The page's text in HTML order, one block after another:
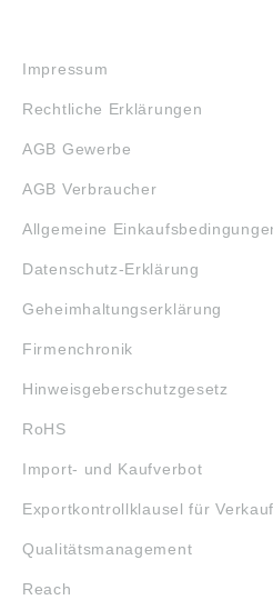
Impressum
Rechtliche Erklärungen
AGB Gewerbe
AGB Verbraucher
Allgemeine
Datenschutz-Erklärung
Geheimhaltungserklärung
Firmenchronik
Hinweisgeberschutzgesetz
RoHS
Import- und Kaufverbot
Exportkontrollklausel für
Qualitätsmanagement
Reach